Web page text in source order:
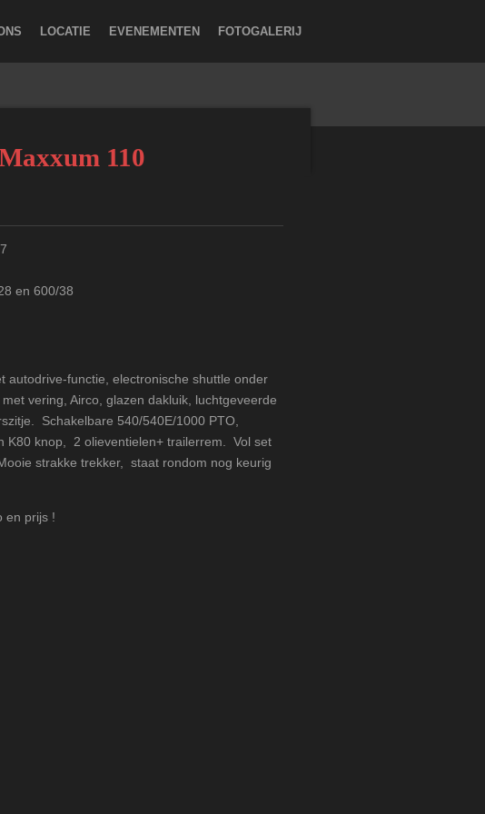
LOCATIE EVENEMENTEN FOTOGALERIJ
110
en 600/38
autodrive-functie, electronische shuttle onder
vering, Airco, glazen dakluik, luchtgeveerde
Schakelbare 540/540E/1000 PTO,
K80 knop, 2 olieventielen+ trailerrem. Vol set
strakke trekker, staat rondom nog keurig
en prijs !